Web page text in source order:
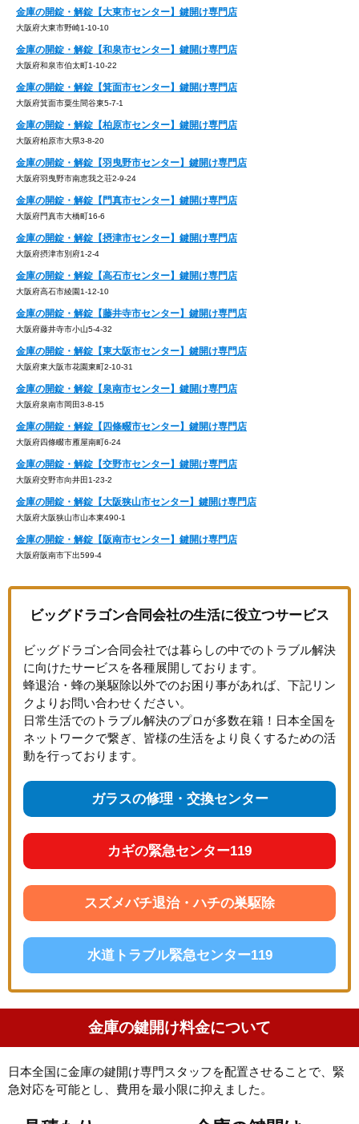
金庫の開錠・解錠【大東市センター】鍵開け専門店
大阪府大東市野崎1-10-10
金庫の開錠・解錠【和泉市センター】鍵開け専門店
大阪府和泉市伯太町1-10-22
金庫の開錠・解錠【箕面市センター】鍵開け専門店
大阪府箕面市粟生間谷東5-7-1
金庫の開錠・解錠【柏原市センター】鍵開け専門店
大阪府柏原市大県3-8-20
金庫の開錠・解錠【羽曳野市センター】鍵開け専門店
大阪府羽曳野市南恵我之荘2-9-24
金庫の開錠・解錠【門真市センター】鍵開け専門店
大阪府門真市大橋町16-6
金庫の開錠・解錠【摂津市センター】鍵開け専門店
大阪府摂津市別府1-2-4
金庫の開錠・解錠【高石市センター】鍵開け専門店
大阪府高石市綾園1-12-10
金庫の開錠・解錠【藤井寺市センター】鍵開け専門店
大阪府藤井寺市小山5-4-32
金庫の開錠・解錠【東大阪市センター】鍵開け専門店
大阪府東大阪市花園東町2-10-31
金庫の開錠・解錠【泉南市センター】鍵開け専門店
大阪府泉南市岡田3-8-15
金庫の開錠・解錠【四條畷市センター】鍵開け専門店
大阪府四條畷市雁屋南町6-24
金庫の開錠・解錠【交野市センター】鍵開け専門店
大阪府交野市向井田1-23-2
金庫の開錠・解錠【大阪狭山市センター】鍵開け専門店
大阪府大阪狭山市山本東490-1
金庫の開錠・解錠【阪南市センター】鍵開け専門店
大阪府阪南市下出599-4
ビッグドラゴン合同会社の生活に役立つサービス
ビッグドラゴン合同会社では暮らしの中でのトラブル解決
に向けたサービスを各種展開しております。
蜂退治・蜂の巣駆除以外でのお困り事があれば、下記リン
クよりお問い合わせください。
日常生活でのトラブル解決のプロが多数在籍！日本全国を
ネットワークで繋ぎ、皆様の生活をより良くするための活
動を行っております。
ガラスの修理・交換センター
カギの緊急センター119
スズメバチ退治・ハチの巣駆除
水道トラブル緊急センター119
金庫の鍵開け料金について
日本全国に金庫の鍵開け専門スタッフを配置させることで、緊
急対応を可能とし、費用を最小限に抑えました。